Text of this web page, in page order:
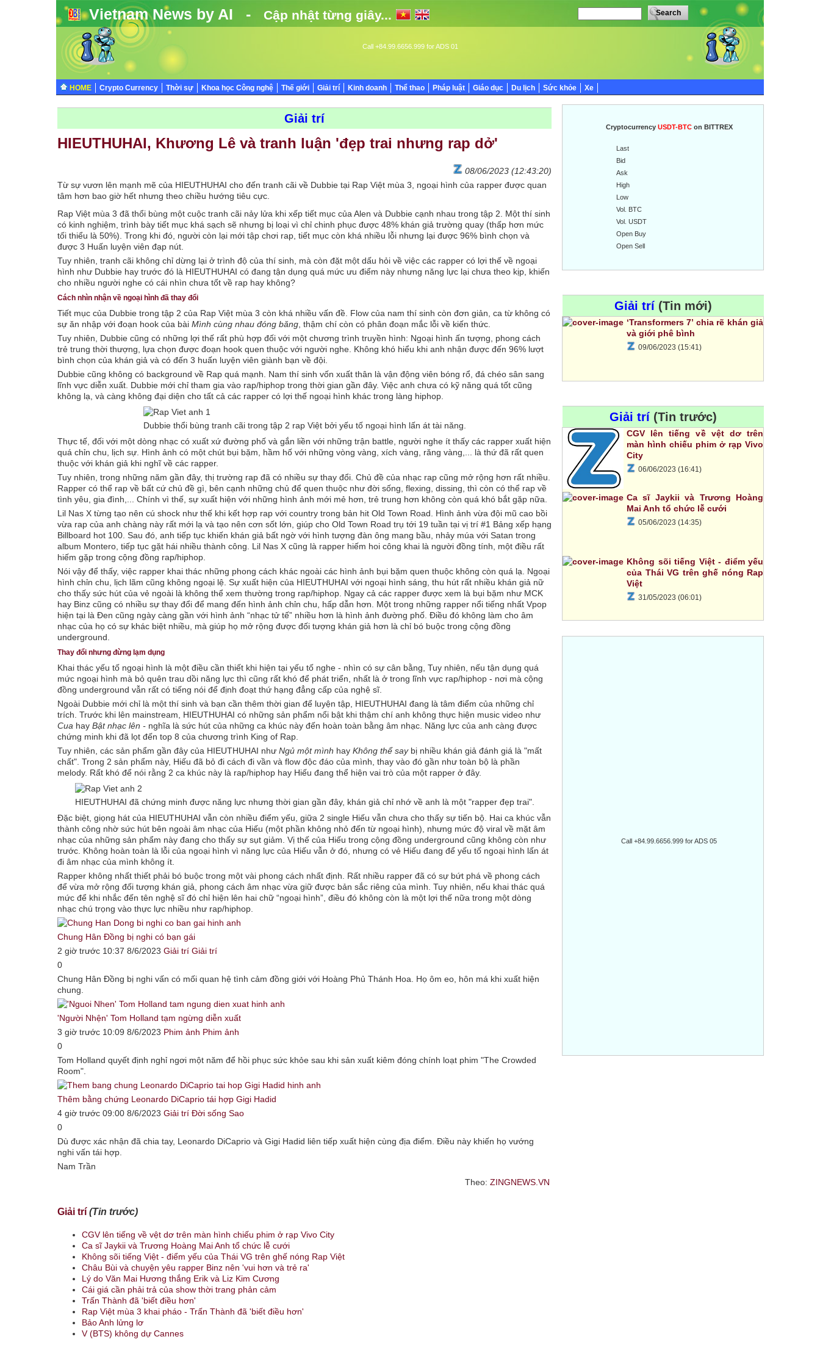
Vietnam News by AI - Cập nhật từng giây...
Call +84.99.6656.999 for ADS 01
HOME Crypto Currency Thời sự Khoa học Công nghệ Thế giới Giải trí Kinh doanh Thể thao Pháp luật Giáo dục Du lịch Sức khỏe Xe
Giải trí
HIEUTHUHAI, Khương Lê và tranh luận 'đẹp trai nhưng rap dở'
08/06/2023 (12:43:20)
Từ sự vươn lên mạnh mẽ của HIEUTHUHAI cho đến tranh cãi về Dubbie tại Rap Việt mùa 3, ngoại hình của rapper được quan
tâm hơn bao giờ hết nhưng theo chiều hướng tiêu cực.
Rap Việt mùa 3 đã thổi bùng một cuộc tranh cãi nảy lửa khi xếp tiết mục của Alen và Dubbie cạnh nhau trong tập 2. Một thí sinh
có kinh nghiệm, trình bày tiết mục khá sạch sẽ nhưng bị loại vì chỉ chinh phục được 48% khán giả trường quay (thấp hơn mức
tối thiểu là 50%). Trong khi đó, người còn lại mới tập chơi rap, tiết mục còn khá nhiều lỗi nhưng lại được 96% bình chọn và
được 3 Huấn luyện viên đạp nút.
Tuy nhiên, tranh cãi không chỉ dừng lại ở trình độ của thí sinh, mà còn đặt một dấu hỏi về việc các rapper có lợi thế về ngoại
hình như Dubbie hay trước đó là HIEUTHUHAI có đang tận dụng quá mức ưu điểm này nhưng năng lực lại chưa theo kịp, khiến
cho nhiều người nghe có cái nhìn chưa tốt về rap hay không?
Cách nhìn nhận về ngoại hình đã thay đổi
Tiết mục của Dubbie trong tập 2 của Rap Việt mùa 3 còn khá nhiều vấn đề. Flow của nam thí sinh còn đơn giản, ca từ không có
sự ăn nhập với đoạn hook của bài Mình cùng nhau đóng băng , thậm chí còn có phân đoạn mắc lỗi về kiến thức.
Tuy nhiên, Dubbie cũng có những lợi thế rất phù hợp đối với một chương trình truyền hình: Ngoại hình ấn tượng, phong cách
trẻ trung thời thượng, lựa chọn được đoạn hook quen thuộc với người nghe. Không khó hiểu khi anh nhận được đến 96% lượt
bình chọn của khán giả và có đến 3 huấn luyện viên giành bạn về đội.
Dubbie cũng không có background về Rap quá mạnh. Nam thí sinh vốn xuất thân là vận động viên bóng rổ, đá chéo sân sang
lĩnh vực diễn xuất. Dubbie mới chỉ tham gia vào rap/hiphop trong thời gian gần đây. Việc anh chưa có kỹ năng quá tốt cũng
không lạ, và càng không đại diện cho tất cả các rapper có lợi thế ngoại hình khác trong làng hiphop.
Dubbie thổi bùng tranh cãi trong tập 2 rap Việt bởi yếu tố ngoại hình lấn át tài năng.
Thực tế, đối với một dòng nhạc có xuất xứ đường phố và gắn liền với những trận battle, người nghe ít thấy các rapper xuất hiện
quá chỉn chu, lịch sự. Hình ảnh có một chút bụi bặm, hầm hố với những vòng vàng, xích vàng, răng vàng,... là thứ đã rất quen
thuộc với khán giả khi nghĩ về các rapper.
Tuy nhiên, trong những năm gần đây, thị trường rap đã có nhiều sự thay đổi. Chủ đề của nhạc rap cũng mở rộng hơn rất nhiều.
Rapper có thể rap về bất cứ chủ đề gì, bên cạnh những chủ để quen thuộc như đời sống, flexing, dissing, thì còn có thể rap về
tình yêu, gia đình,... Chính vì thế, sự xuất hiện với những hình ảnh mới mẻ hơn, trẻ trung hơn không còn quá khó bắt gặp nữa.
Lil Nas X từng tạo nên cú shock như thế khi kết hợp rap với country trong bản hit Old Town Road. Hình ảnh vừa đội mũ cao bồi
vừa rap của anh chàng này rất mới lạ và tạo nên cơn sốt lớn, giúp cho Old Town Road trụ tới 19 tuần tại vị trí #1 Bảng xếp hạng
Billboard hot 100. Sau đó, anh tiếp tục khiến khán giả bất ngờ với hình tượng đàn ông mang bầu, nhảy múa với Satan trong
album Montero, tiếp tục gặt hái nhiều thành công. Lil Nas X cũng là rapper hiếm hoi công khai là người đồng tính, một điều rất
hiếm gặp trong cộng đồng rap/hiphop.
Nói vậy để thấy, việc rapper khai thác những phong cách khác ngoài các hình ảnh bụi bặm quen thuộc không còn quá lạ. Ngoại
hình chỉn chu, lịch lãm cũng không ngoại lệ. Sự xuất hiện của HIEUTHUHAI với ngoại hình sáng, thu hút rất nhiều khán giả nữ
cho thấy sức hút của vẻ ngoài là không thể xem thường trong rap/hiphop. Ngay cả các rapper được xem là bụi bặm như MCK
hay Binz cũng có nhiều sự thay đổi để mang đến hình ảnh chỉn chu, hấp dẫn hơn. Một trong những rapper nổi tiếng nhất Vpop
hiện tại là Đen cũng ngày càng gần với hình ảnh “nhạc tử tế” nhiều hơn là hình ảnh đường phố. Điều đó không làm cho âm
nhạc của họ có sự khác biệt nhiều, mà giúp họ mở rộng được đối tượng khán giả hơn là chỉ bó buộc trong cộng đồng
underground.
Thay đổi nhưng đừng lạm dụng
Khai thác yếu tố ngoại hình là một điều cần thiết khi hiện tại yếu tố nghe - nhìn có sự cân bằng, Tuy nhiên, nếu tận dụng quá
mức ngoại hình mà bỏ quên trau dồi năng lực thì cũng rất khó để phát triển, nhất là ở trong lĩnh vực rap/hiphop - nơi mà cộng
đồng underground vẫn rất có tiếng nói để định đoạt thứ hạng đẳng cấp của nghệ sĩ.
Ngoài Dubbie mới chỉ là một thí sinh và bạn cần thêm thời gian để luyện tập, HIEUTHUHAI đang là tâm điểm của những chỉ
trích. Trước khi lên mainstream, HIEUTHUHAI có những sản phẩm nổi bật khi thậm chí anh không thực hiện music video như
Cua hay Bật nhạc lên - nghĩa là sức hút của những ca khúc này đến hoàn toàn bằng âm nhạc. Năng lực của anh càng được
chứng minh khi đã lọt đến top 8 của chương trình King of Rap.
Tuy nhiên, các sản phẩm gần đây của HIEUTHUHAI như Ngủ một mình hay Không thể saybị nhiều khán giả đánh giá là "mất
chất". Trong 2 sản phẩm này, Hiếu đã bỏ đi cách đi vần và flow độc đáo của mình, thay vào đó gần như toàn bộ là phần
melody. Rất khó để nói rằng 2 ca khúc này là rap/hiphop hay Hiếu đang thể hiện vai trò của một rapper ở đây.
HIEUTHUHAI đã chứng minh được năng lực nhưng thời gian gần đây, khán giả chỉ nhớ về anh là một "rapper đẹp trai".
Đặc biệt, giọng hát của HIEUTHUHAI vẫn còn nhiều điểm yếu, giữa 2 single Hiếu vẫn chưa cho thấy sự tiến bộ. Hai ca khúc vẫn
thành công nhờ sức hút bên ngoài âm nhạc của Hiếu (một phần không nhỏ đến từ ngoại hình), nhưng mức độ viral về mặt âm
nhạc của những sản phẩm này đang cho thấy sự sụt giảm. Vị thế của Hiếu trong cộng đồng underground cũng không còn như
trước. Không hoàn toàn là lỗi của ngoại hình vì năng lực của Hiếu vẫn ở đó, nhưng có vẻ Hiếu đang để yếu tố ngoại hình lấn át
đi âm nhạc của mình không ít.
Rapper không nhất thiết phải bó buộc trong một vài phong cách nhất định. Rất nhiều rapper đã có sự bứt phá về phong cách
để vừa mở rộng đối tượng khán giả, phong cách âm nhạc vừa giữ được bản sắc riêng của mình. Tuy nhiên, nếu khai thác quá
mức để khi nhắc đến tên nghệ sĩ đó chỉ hiện lên hai chữ “ngoại hình”, điều đó không còn là một lợi thế nữa trong một dòng
nhạc chú trọng vào thực lực nhiều như rap/hiphop.
Chung Hân Đồng bị nghi có bạn gái
2 giờ trước 10:37 8/6/2023 Giải trí Giải trí
0
Chung Hân Đồng bị nghi vấn có mối quan hệ tình cảm đồng giới với Hoàng Phủ Thánh Hoa. Họ ôm eo, hôn má khi xuất hiện
chung.
'Người Nhện' Tom Holland tạm ngừng diễn xuất
3 giờ trước 10:09 8/6/2023 Phim ảnh Phim ảnh
0
Tom Holland quyết định nghỉ ngơi một năm để hồi phục sức khỏe sau khi sản xuất kiêm đóng chính loạt phim "The Crowded
Room".
Thêm bằng chứng Leonardo DiCaprio tái hợp Gigi Hadid
4 giờ trước 09:00 8/6/2023 Giải trí Đời sống Sao
0
Dù được xác nhận đã chia tay, Leonardo DiCaprio và Gigi Hadid liên tiếp xuất hiện cùng địa điểm. Điều này khiến họ vướng
nghi vấn tái hợp.
Nam Trần
Theo: ZINGNEWS.VN
Giải trí (Tin trước)
CGV lên tiếng về vệt dơ trên màn hình chiếu phim ở rạp Vivo City
Ca sĩ Jaykii và Trương Hoàng Mai Anh tổ chức lễ cưới
Không sõi tiếng Việt - điểm yếu của Thái VG trên ghế nóng Rap Việt
Châu Bùi và chuyện yêu rapper Binz nên 'vui hơn và trẻ ra'
Lý do Văn Mai Hương thắng Erik và Liz Kim Cương
Cái giá cần phải trả của show thời trang phản cảm
Trấn Thành đã 'biết điều hơn'
Rap Việt mùa 3 khai pháo - Trấn Thành đã 'biết điều hơn'
Bảo Anh lửng lơ
V (BTS) không dự Cannes
Cryptocurrency USDT-BTCon BITTREX
Last
Bid
Ask
High
Low
Vol. BTC
Vol. USDT
Open Buy
Open Sell
Giải trí (Tin mới)
‘Transformers 7’ chia rẽ khán giả
và giới phê bình
09/06/2023 (15:41)
Giải trí (Tin trước)
CGV lên tiếng về vệt dơ trên
màn hình chiếu phim ở rạp Vivo
City
06/06/2023 (16:41)
Ca sĩ Jaykii và Trương Hoàng
Mai Anh tổ chức lễ cưới
05/06/2023 (14:35)
Không sõi tiếng Việt - điểm yếu
của Thái VG trên ghế nóng Rap
Việt
31/05/2023 (06:01)
Call +84.99.6656.999 for ADS 05